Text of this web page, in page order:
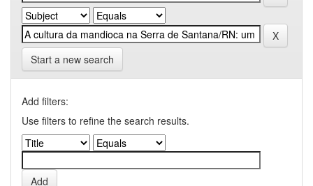
Start a new search
Add filters:
Use filters to refine the search results.